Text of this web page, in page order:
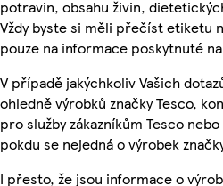
potravin, obsahu živin,
Vždy byste si měli přečíst etiketu
pouze na informace poskytnuté
V případě jakýchkoliv Vašich
ohledně výrobků značky Tesco,
pro služby zákazníkům Tesco
pokdu se nejedná o výrobek
I přesto, že jsou informace o